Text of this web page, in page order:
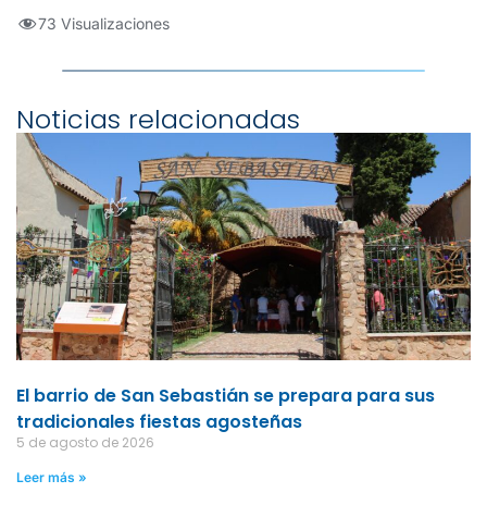
73 Visualizaciones
Noticias relacionadas
El barrio de San Sebastián se prepara para sus
tradicionales fiestas agosteñas
5 de agosto de 2026
Leer más »